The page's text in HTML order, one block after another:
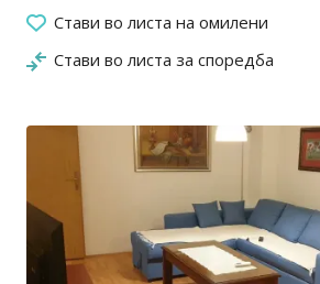
Стави во листа на омилени
Стави во листа за споредба
25.07.2025